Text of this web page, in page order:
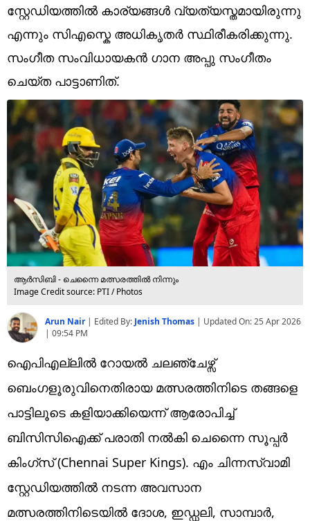
Photo
Short Videos
സ്റ്റേഡിയത്തിൽ കാര്യങ്ങൾ വ്യത്യസ്തമായിരുന്നു
എന്നും സിഎസ്കെ അധികൃതർ സ്ഥിരീകരിക്കുന്നു.
സംഗീത സംവിധായകൻ ഗാന അപ്പു സംഗീതം
ചെയ്ത പാട്ടാണിത്.
ആർസിബി - ചെന്നൈ മത്സരത്തിൽ നിന്നും
Image Credit source: PTI / Photos
Arun Nair | Edited By: Jenish Thomas | Updated On:25 Apr 2026
| 09:54 PM
ഐപിഎല്ലിൽ റോയൽ ചലഞ്ചേഴ്സ്
ബെംഗളൂരുവിനെതിരായ മത്സരത്തിനിടെ തങ്ങളെ
പാട്ടിലൂടെ കളിയാക്കിയെന്ന് ആരോപിച്ച്
ബിസിസിഐക്ക് പരാതി നൽകി ചെന്നൈ സൂപ്പർ
കിംഗ്സ് (Chennai Super Kings). എം ചിന്നസ്വാമി
സ്റ്റേഡിയത്തിൽ നടന്ന അവസാന
മത്സരത്തിനിടെയിൽ ദോശ, ഇഡ്ഡലി, സാമ്പാർ,